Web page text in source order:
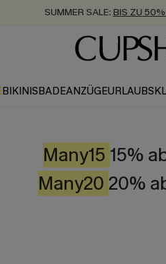
SUMMER SALE: BIS ZU
ZUM NEWSLETTER:BIS ZU -20%
KOSTENLOSER VERSAND
BIKINISBADEANZÜGE
Many15 15%
Many20 20%